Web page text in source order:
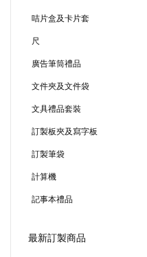
咭片盒及卡片套
尺
廣告筆筒禮品
文件夾及文件袋
文具禮品套裝
訂製板夾及寫字板
訂製筆袋
計算機
記事本禮品
最新訂製商品